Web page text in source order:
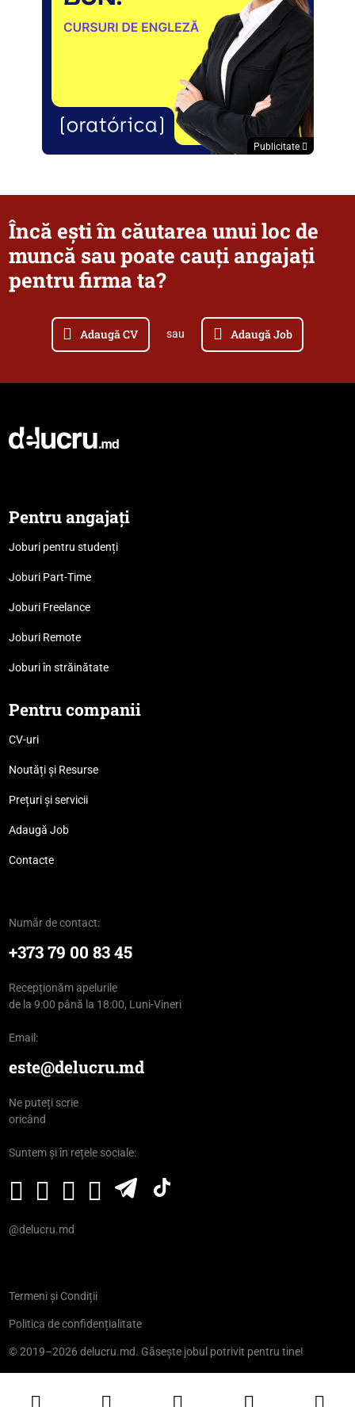
Publicitate
Încă ești în căutarea unui loc de
muncă sau poate cauți angajați
pentru firma ta?
Adaugă CV sau Adaugă Job
Pentru angajați
Joburi pentru studenți
Joburi Part-Time
Joburi Freelance
Joburi Remote
Joburi în străinătate
Pentru companii
CV-uri
Noutăți și Resurse
Prețuri și servicii
Adaugă Job
Contacte
Număr de contact:
+373 79 00 83 45
Recepționăm apelurile
de la 9:00 până la 18:00, Luni-Vineri
Email:
este@delucru.md
Ne puteți scrie
oricând
Suntem și în rețele sociale:
@delucru.md
© 2019–2026 delucru.md. Găsește jobul potrivit pentru tine!
Termeni și Condiții
Politica de confidențialitate